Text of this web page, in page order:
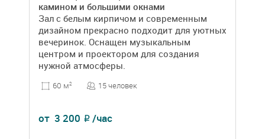
камином и большими окнами
Зал с белым кирпичом и современным
дизайном прекрасно подходит для уютных
вечеринок. Оснащен музыкальным
центром и проектором для создания
нужной атмосферы.
60 м2 15 человек
от 3 200 ₽ /час